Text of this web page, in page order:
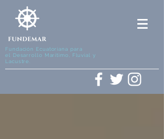
Fundación Ecuatoriana para
el Desarrollo Marítimo, Fluvial y
Lacustre.